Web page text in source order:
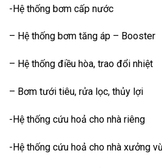
-Hệ thống bơm cấp nước
– Hệ thống bơm tăng áp – Booster
– Hệ thống điều hòa, trao đổi nhiệt
– Bơm tưới tiêu, rửa lọc, thủy lợi
-Hệ thống cứu hoả cho nhà riêng
-Hệ thống cứu hoả cho nhà xưởng